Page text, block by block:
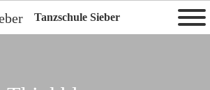
Tanzschule Sieber